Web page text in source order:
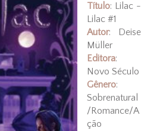
Título: Lilac -
Lilac #1
Autor: Deise
Müller
Editora:
Novo Século
Gênero:
Sobrenatural
/Romance/A
ção